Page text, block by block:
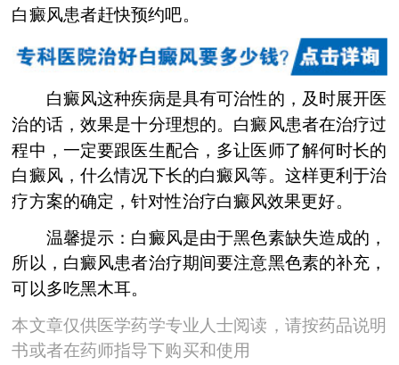
白癜风患者赶快预约吧。
白癜风这种疾病是具有可治性的，及时展开医
治的话，效果是十分理想的。白癜风患者在治疗过
程中，一定要跟医生配合，多让医师了解何时长的
白癜风，什么情况下长的白癜风等。这样更利于治
疗方案的确定，针对性治疗白癜风效果更好。
温馨提示：白癜风是由于黑色素缺失造成的，
所以，白癜风患者治疗期间要注意黑色素的补充，
可以多吃黑木耳。
本文章仅供医学药学专业人士阅读，请按药品说明
书或者在药师指导下购买和使用